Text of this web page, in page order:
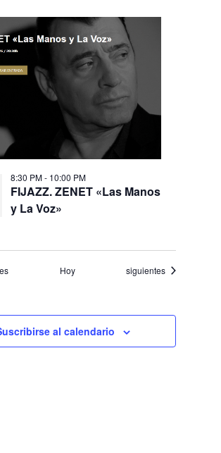
FIJAZZ. ZENET «Las Manos
y La Voz»
8:30 PM- 10:00 PM
Hoy Eventos
siguientes
al calendario